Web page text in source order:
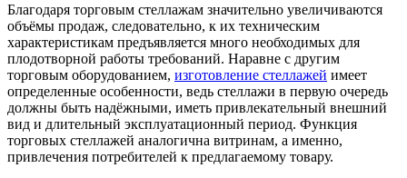
Благодаря торговым стеллажам значительно увеличиваются
объёмы продаж, следовательно, к их техническим
характеристикам предъявляется много необходимых для
плодотворной работы требований. Наравне с другим
торговым оборудованием, изготовление стеллажей имеет
определенные особенности, ведь стеллажи в первую очередь
должны быть надёжными, иметь привлекательный внешний
вид и длительный эксплуатационный период. Функция
торговых стеллажей аналогична витринам, а именно,
привлечения потребителей к предлагаемому товару.